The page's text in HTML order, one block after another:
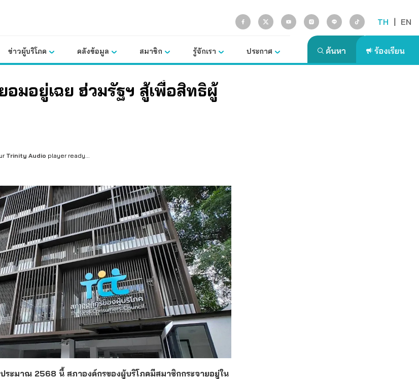
TH | EN
ข่าวผู้บริโภค คลังข้อมูล สมาชิก รู้จักเรา ประกาศ
มอยู่เฉย ฮ่วมรัฐฯ สู้เพื่อสิทธิผู้
Trinity Audio player ready...
ระมาณ 2568 นี้ สภาองค์กรของผู้บริโภคมีสมาชิกกระจายอยู่ใน